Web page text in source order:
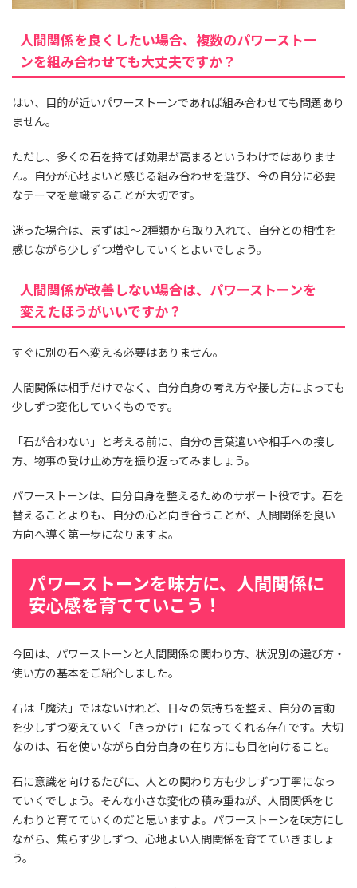
人間関係を良くしたい場合、複数のパワーストー
ンを組み合わせても大丈夫ですか？
はい、目的が近いパワーストーンであれば組み合わせても問題あり
ません。
ただし、多くの石を持てば効果が高まるというわけではありませ
ん。自分が心地よいと感じる組み合わせを選び、今の自分に必要
なテーマを意識することが大切です。
迷った場合は、まずは1〜2種類から取り入れて、自分との相性を
感じながら少しずつ増やしていくとよいでしょう。
人間関係が改善しない場合は、パワーストーンを
変えたほうがいいですか？
すぐに別の石へ変える必要はありません。
人間関係は相手だけでなく、自分自身の考え方や接し方によっても
少しずつ変化していくものです。
「石が合わない」と考える前に、自分の言葉遣いや相手への接し
方、物事の受け止め方を振り返ってみましょう。
パワーストーンは、自分自身を整えるためのサポート役です。石を
替えることよりも、自分の心と向き合うことが、人間関係を良い
方向へ導く第一歩になりますよ。
パワーストーンを味方に、人間関係に
安心感を育てていこう！
今回は、パワーストーンと人間関係の関わり方、状況別の選び方・
使い方の基本をご紹介しました。
石は「魔法」ではないけれど、日々の気持ちを整え、自分の言動
を少しずつ変えていく「きっかけ」になってくれる存在です。大切
なのは、石を使いながら自分自身の在り方にも目を向けること。
石に意識を向けるたびに、人との関わり方も少しずつ丁寧になっ
ていくでしょう。そんな小さな変化の積み重ねが、人間関係をじ
んわりと育てていくのだと思いますよ。パワーストーンを味方にし
ながら、焦らず少しずつ、心地よい人間関係を育てていきましょ
う。